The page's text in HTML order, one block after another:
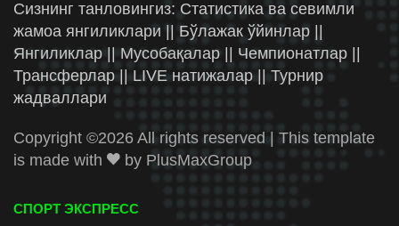
Сизнинг танловингиз: Статистика ва севимли
жамоа янгиликлари || Бўлажак ўйинлар ||
Янгиликлар || Мусобақалар || Чемпионатлар ||
Трансферлар || LIVE натижалар || Турнир
жадваллари
Copyright ©2026 All rights reserved | This template
is made with
by PlusMaxGroup
СПОРТ ЭКСПРЕСС